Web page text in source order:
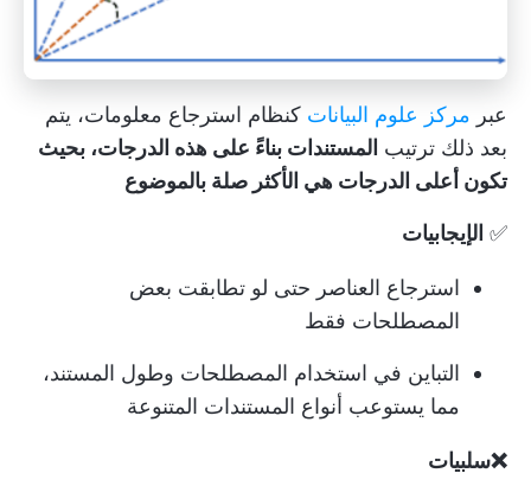
عبر مركز علوم البيانات كنظام استرجاع معلومات، يتم
بعد ذلك ترتيب المستندات بناءً على هذه الدرجات، بحيث
تكون أعلى الدرجات هي الأكثر صلة بالموضوع
✅ الإيجابيات
استرجاع العناصر حتى لو تطابقت بعض
المصطلحات فقط
التباين في استخدام المصطلحات وطول المستند،
مما يستوعب أنواع المستندات المتنوعة
❌سلبيات